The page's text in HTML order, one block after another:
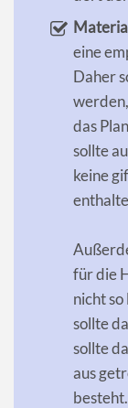
eine
Daher
das
sollte
keine
für die
nicht
sollte
sollte
aus